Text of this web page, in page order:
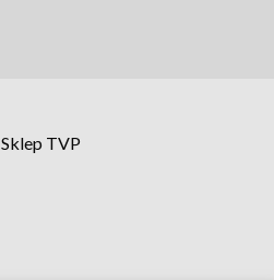
Sklep TVP